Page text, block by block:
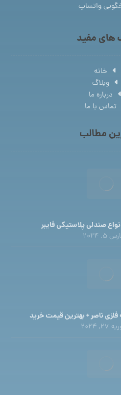
واتساپ
های مفید
خانه
وبلاگ
درباره ما
تماس با ما
مطالب
صندلی پلاستیکی فایبر
5, 2024
ناصر + بهترین قیمت خرید
2024